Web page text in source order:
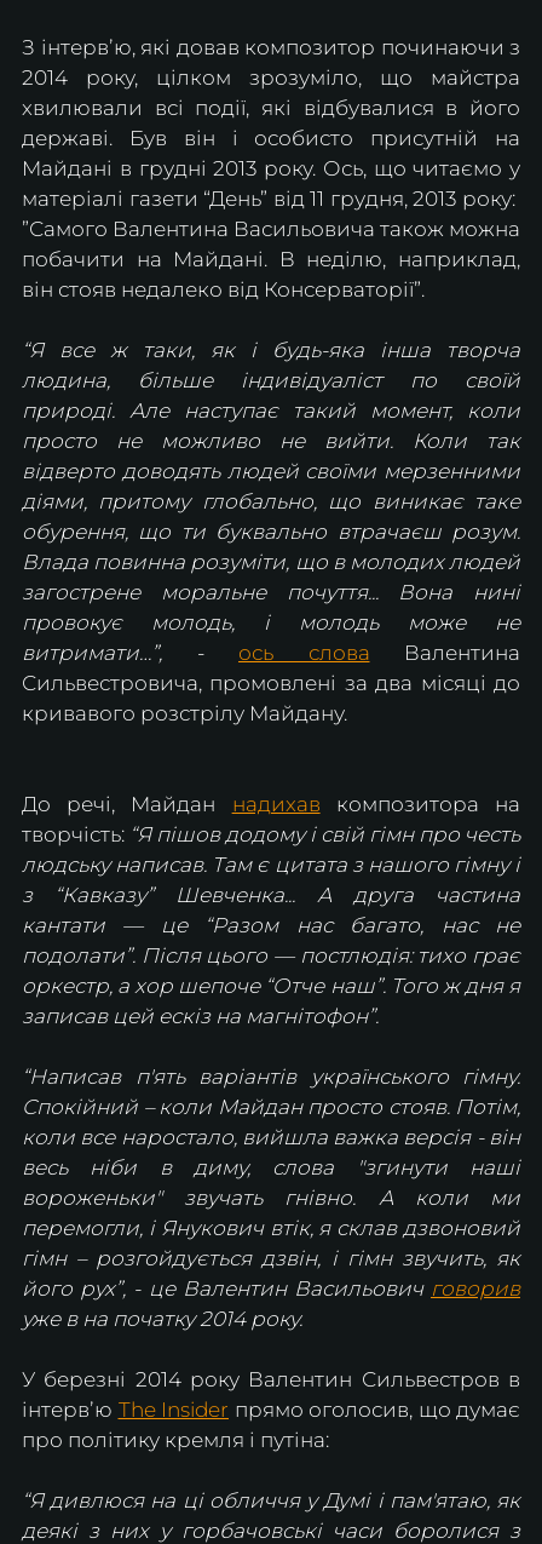
З інтервʼю, які довав композитор починаючи з
2014 року, цілком зрозуміло, що майстра
хвилювали всі події, які відбувалися в його
державі. Був він і особисто присутній на
Майдані в грудні 2013 року. Ось, що читаємо у
матеріалі газети “День” від 11 грудня, 2013 року: ​​
”Самого Валентина Васильовича також можна
побачити на Майдані. В неділю, наприклад,
він стояв недалеко від Консерваторії”.
“Я все ж таки, як і будь-яка інша творча
людина, більше індивідуаліст по своїй
природі. Але наступає такий момент, коли
просто не можливо не вийти. Коли так
відверто доводять людей своїми мерзенними
діями, притому глобально, що виникає таке
обурення, що ти буквально втрачаєш розум.
Влада повинна розуміти, що в молодих людей
загострене моральне почуття... Вона нині
провокує молодь, і молодь може не
витримати…”, - ось слова Валентина
Сильвестровича, промовлені за два місяці до
кривавого розстрілу Майдану.
До речі, Майдан надихав композитора на
творчість: “Я пішов додому і свій гімн про честь
людську написав. Там є цитата з нашого гімну і
з “Кавказу” Шевченка... А друга частина
кантати — це “Разом нас багато, нас не
подолати”. Після цього — постлюдія: тихо грає
оркестр, а хор шепоче “Отче наш”. Того ж дня я
записав цей ескіз на магнітофон”.
“Написав п'ять варіантів українського гімну.
Спокійний – коли Майдан просто стояв. Потім,
коли все наростало, вийшла важка версія - він
весь ніби в диму, слова "згинути наші
вороженьки" звучать гнівно. А коли ми
перемогли, і Янукович втік, я склав дзвоновий
гімн – розгойдується дзвін, і гімн звучить, як
його рух”, - це Валентин Васильович говорив
уже в на початку 2014 року.
У березні 2014 року Валентин Сильвестров в
інтервʼю The Insider прямо оголосив, що думає
про політику кремля і путіна:
“Я дивлюся на ці обличчя у Думі і пам'ятаю, як
деякі з них у горбачовські часи боролися з